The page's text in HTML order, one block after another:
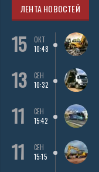
ЛЕНТА НОВОСТЕЙ
15
ОКТ
10:48
13
СЕН
10:32
11
СЕН
15:42
11
СЕН
15:15